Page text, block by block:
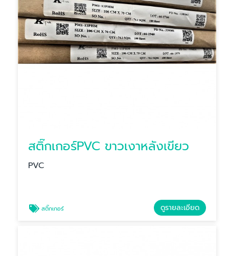
สติ๊กเกอร์PVC ขาวเงาหลังเขียว
PVC
สติ๊กเกอร์ ดูรายละเอียด